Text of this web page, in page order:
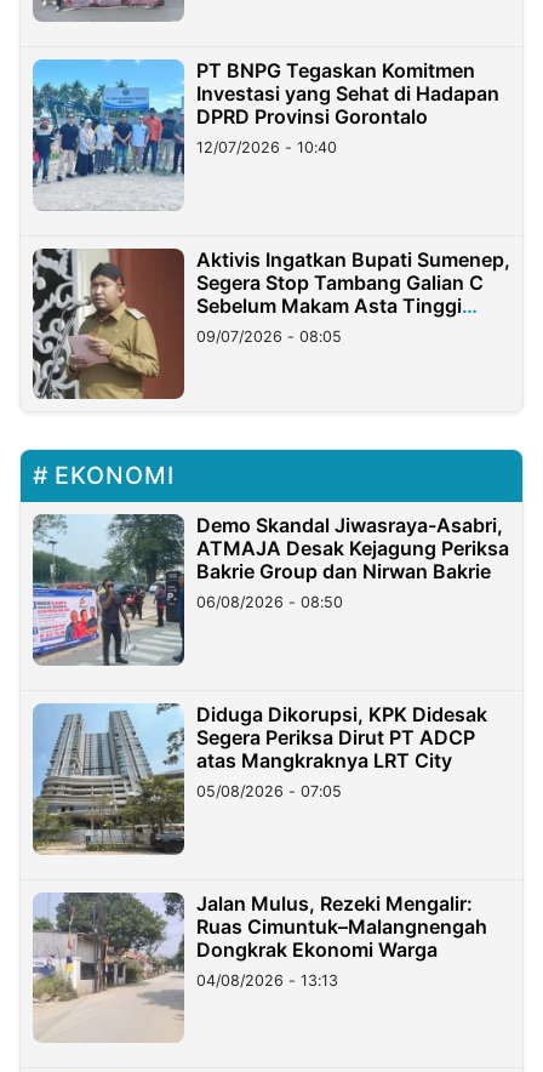
PT BNPG Tegaskan Komitmen
Investasi yang Sehat di Hadapan
DPRD Provinsi Gorontalo
12/07/2026 - 10:40
Aktivis Ingatkan Bupati Sumenep,
Segera Stop Tambang Galian C
Sebelum Makam Asta Tinggi
Longsor
09/07/2026 - 08:05
EKONOMI
Demo Skandal Jiwasraya-Asabri,
ATMAJA Desak Kejagung Periksa
Bakrie Group dan Nirwan Bakrie
06/08/2026 - 08:50
Diduga Dikorupsi, KPK Didesak
Segera Periksa Dirut PT ADCP
atas Mangkraknya LRT City
05/08/2026 - 07:05
Jalan Mulus, Rezeki Mengalir:
Ruas Cimuntuk–Malangnengah
Dongkrak Ekonomi Warga
04/08/2026 - 13:13